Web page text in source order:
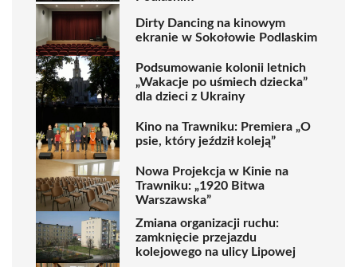
Dirty Dancing na kinowym
ekranie w Sokołowie Podlaskim
Podsumowanie kolonii letnich
„Wakacje po uśmiech dziecka”
dla dzieci z Ukrainy
Kino na Trawniku: Premiera „O
psie, który jeździł koleją”
Nowa Projekcja w Kinie na
Trawniku: „1920 Bitwa
Warszawska”
Zmiana organizacji ruchu:
zamknięcie przejazdu
kolejowego na ulicy Lipowej